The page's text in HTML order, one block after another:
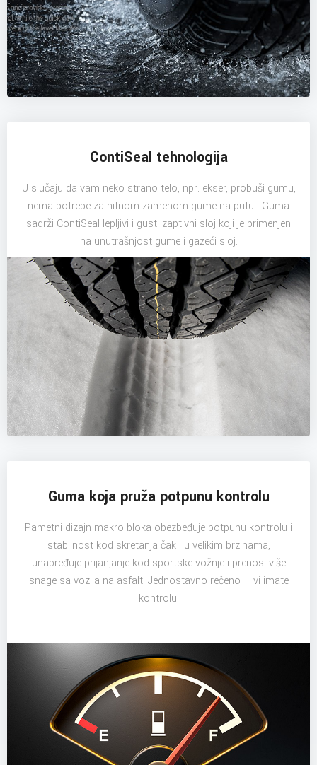
ContiSeal tehnologija
U slučaju da vam neko strano telo, npr. ekser, probuši gumu,
nema potrebe za hitnom zamenom gume na putu. Guma
sadrži ContiSeal lepljivi i gusti zaptivni sloj koji je primenjen
na unutrašnjost gume i gazeći sloj.
Guma koja pruža potpunu kontrolu
Pametni dizajn makro bloka obezbeđuje potpunu kontrolu i
stabilnost kod skretanja čak i u velikim brzinama,
unapređuje prijanjanje kod sportske vožnje i prenosi više
snage sa vozila na asfalt. Jednostavno rečeno – vi imate
kontrolu.